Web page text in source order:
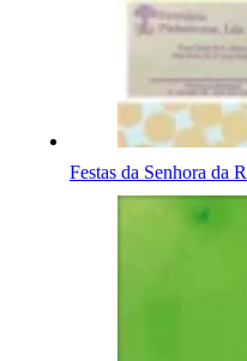
Festas da Senhora da